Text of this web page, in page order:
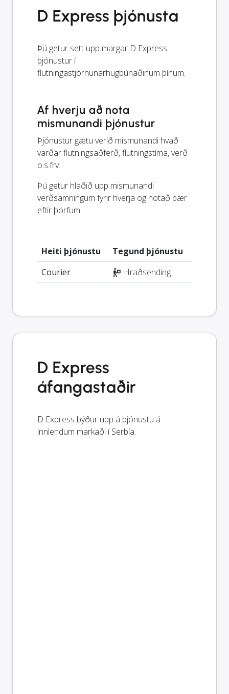
D Express þjónusta
Þú getur sett upp margar D Express
þjónustur í
flutningastjórnunarhugbúnaðinum þínum.
Af hverju að nota
mismunandi þjónustur
Þjónustur gætu verið mismunandi hvað
varðar flutningsaðferð, flutningstíma, verð
o.s.frv.
Þú getur hlaðið upp mismunandi
verðsamningum fyrir hverja og notað þær
eftir þörfum.
Heiti þjónustu
Tegund þjónustu
Courier
Hraðsending
D Express
áfangastaðir
D Express býður upp á þjónustu á
innlendum markaði í Serbía.